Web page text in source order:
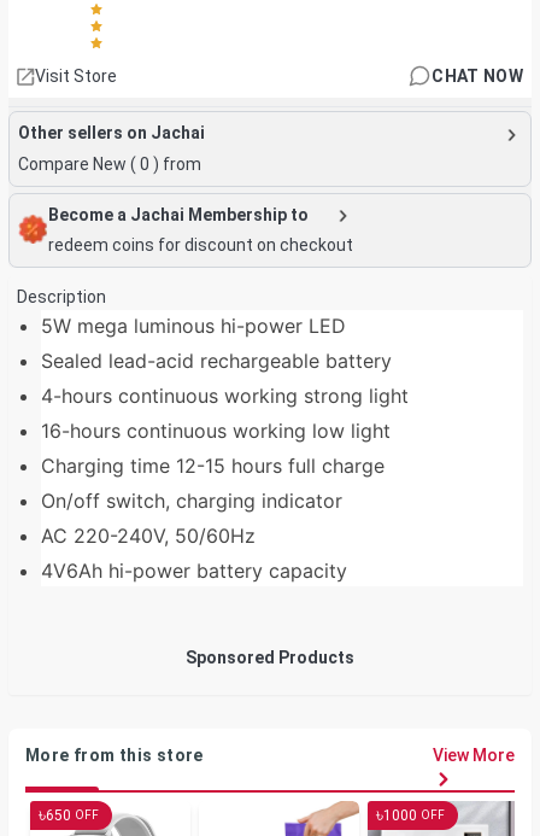
Visit Store CHAT NOW
Other sellers on Jachai
Compare New ( 0 ) from
Become a Jachai Membership to
redeem coins for discount on checkout
Description
5W mega luminous hi-power LED
Sealed lead-acid rechargeable battery
4-hours continuous working strong light
16-hours continuous working low light
Charging time 12-15 hours full charge
On/off switch, charging indicator
AC 220-240V, 50/60Hz
4V6Ah hi-power battery capacity
Sponsored Products
More from this store View More
৳650 OFF ৳1000 OFF